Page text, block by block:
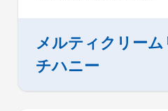
メルティクリー
チハニー